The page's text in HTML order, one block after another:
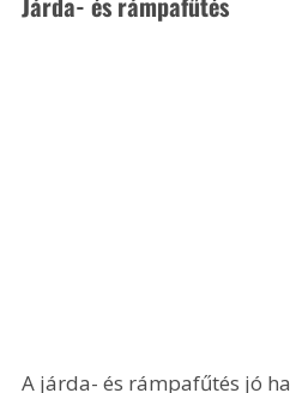
A járda- és rámpafűtés jó